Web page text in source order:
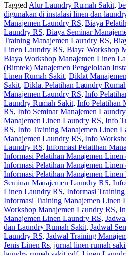
Tagged Alur Laundry Rumah Sakit,
digunakan di instalasi linen dan
Manajemen Laundry RS, Biaya
Laundry RS, Biaya Seminar
Training Manajemen Laundry RS,
Linen Laundry RS, Biaya Workshop
Biaya Workshop Manajemen Linen
(Bimtek) Manajemen Pengelolaan
Linen Rumah Sakit, Diklat
Sakit, Diklat Pelatihan Laundry
Manajemen Laundry RS, Info
Laundry Rumah Sakit, Info Pelatihan
RS, Info Seminar Manajemen
Manajemen Linen Laundry RS, Info
RS, Info Training Manajemen Linen
Manajemen Laundry RS, Info
Laundry RS, Informasi Pelatihan
Informasi Pelatihan Manajemen Linen
Informasi Pelatihan Manajemen
Informasi Pelatihan Manajemen Linen
Seminar Manajemen Laundry RS,
Linen Laundry RS, Informasi
Informasi Training Manajemen Linen
Workshop Manajemen Laundry RS,
Manajemen Linen Laundry RS,
dan Laundry Rumah Sakit, Jadwal
Laundry RS, Jadwal Training
Jenis Linen Rs, jurnal linen rumah